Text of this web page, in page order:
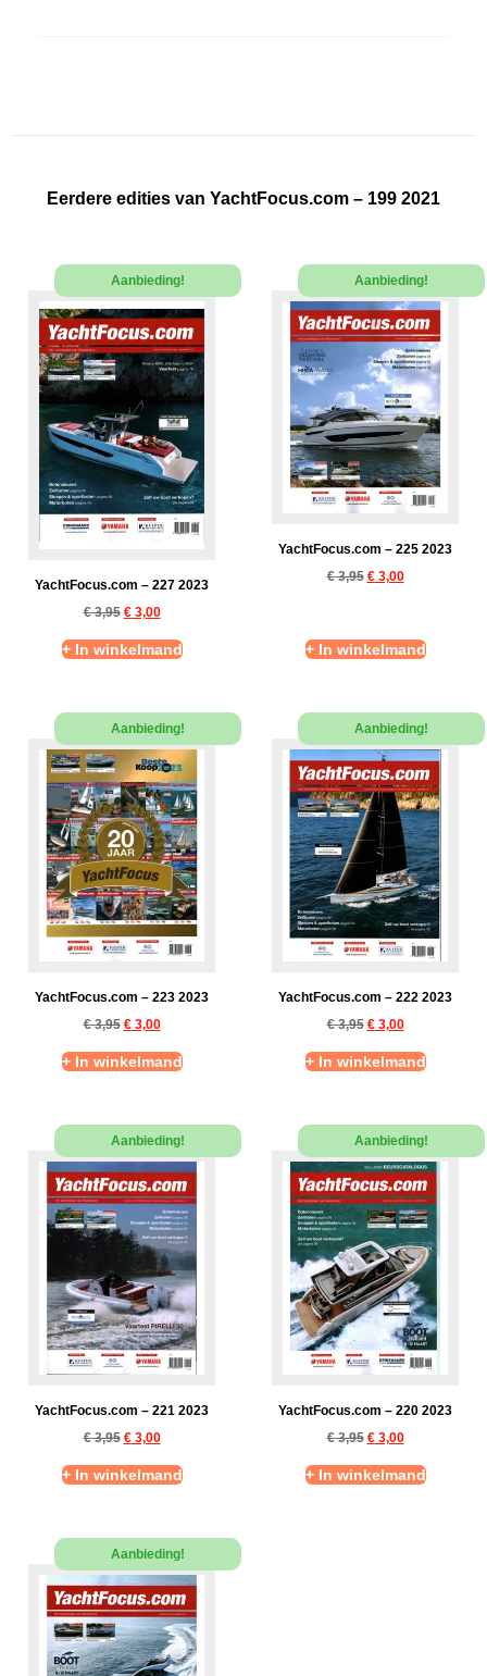
Eerdere edities van YachtFocus.com – 199 2021
Aanbieding!
YachtFocus.com – 227 2023
€3,95 €3,00
+ In winkelmand
Aanbieding!
YachtFocus.com – 225 2023
€3,95 €3,00
+ In winkelmand
Aanbieding!
YachtFocus.com – 223 2023
€3,95 €3,00
+ In winkelmand
Aanbieding!
YachtFocus.com – 222 2023
€3,95 €3,00
+ In winkelmand
Aanbieding!
YachtFocus.com – 221 2023
€3,95 €3,00
+ In winkelmand
Aanbieding!
YachtFocus.com – 220 2023
€3,95 €3,00
+ In winkelmand
Aanbieding!